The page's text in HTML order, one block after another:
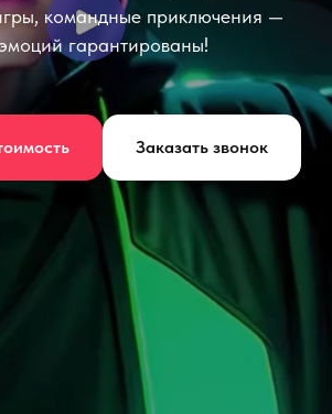
командные приключения —
гарантированы!
Заказать звонок